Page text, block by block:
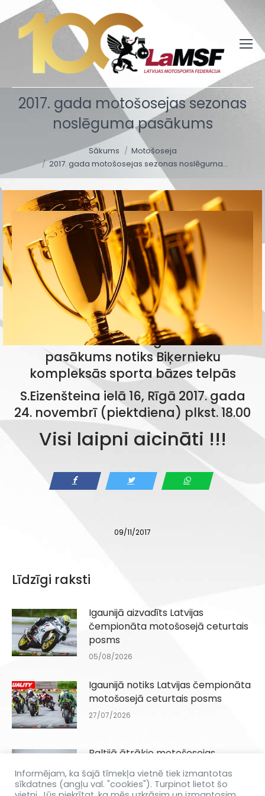
2017. gada motošosejas sezonas
noslēguma pasākums
Sākums
Motošoseja
2017. gada motošosejas sezonas noslēguma…
LaMSF Motošosejas komisija informē,
ka 2017. sezonas noslēguma oficiālais
pasākums notiks Biķernieku
kompleksās sporta bāzes telpās
S.Eizenšteina ielā 16, Rīgā 2017. gada
24. novembrī (piektdiena) plkst. 18.00
Visi laipni aicināti !!!
09/11/2017
Līdzīgi raksti
Igaunijā aizvadīts Latvijas
čempionāta motošosejā ceturtais
posms
05/08/2026
Igaunijā notiks Latvijas čempionāta
motošosejā ceturtais posms
27/07/2026
Baltijā ātrākie motošosejas
braucēji jūnijā tiksies Biķernieku
trasē
Informējam, ka šajā tīmekļa vietnē tiek izmantotas
sīkdatnes (angļu val. "cookies"). Turpinot lietot šo